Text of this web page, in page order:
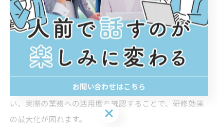
では、実際のプロジェクトリーダー経験者の話を聞き、
具体的な成功・失敗事例を共有することで、現場での応
用力が身につきます。
テーマを決める際は、社員アンケートや上司からのヒア
リングを活用し、現場ニーズに即した内容にすることが
重要です。また、研修後にはフォローアップや評価を行
い、実際の業務への活用度を確認することで、研修効果
の最大化が図れます。
お問い合わせはこちら
お問い合わせはこちら